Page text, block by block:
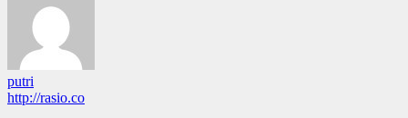
putri
http://rasio.co